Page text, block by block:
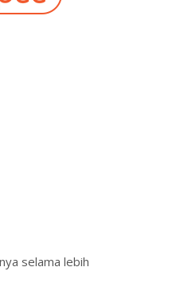
selama lebih